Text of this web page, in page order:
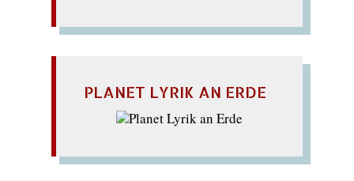
PLANET LYRIK AN ERDE